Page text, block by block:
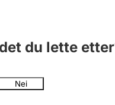
du lette
Nei